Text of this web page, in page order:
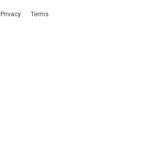
Privacy Terms